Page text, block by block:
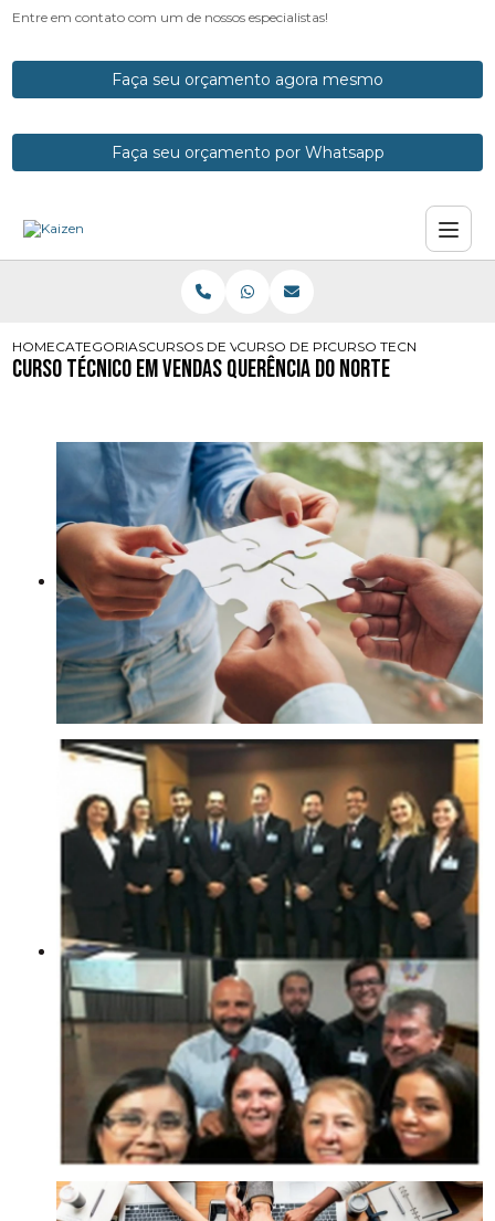
Entre em contato com um de nossos especialistas!
Faça seu orçamento agora mesmo
Faça seu orçamento por Whatsapp
HOMECATEGORIASCURSOS DE VENDASCURSO DE PROMOTOR DE VENDAS
CURSO TECNICO EM
Curso Técnico em Vendas Querência do Norte